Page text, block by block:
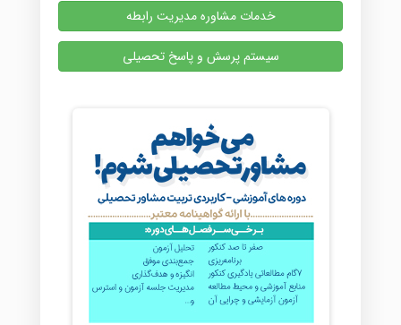
خدمات مشاوره مدیریت رابطه
سیستم پرسش و پاسخ تحصیلی